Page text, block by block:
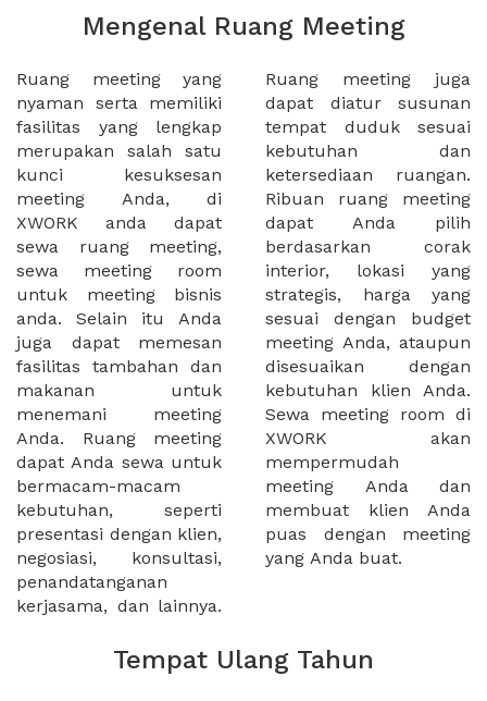
Mengenal Ruang Meeting
Ruang meeting yang
nyaman serta memiliki
fasilitas yang lengkap
merupakan salah satu
kunci kesuksesan
meeting Anda, di
XWORK anda dapat
sewa ruang meeting,
sewa meeting room
untuk meeting bisnis
anda. Selain itu Anda
juga dapat memesan
fasilitas tambahan dan
makanan untuk
menemani meeting
Anda. Ruang meeting
dapat Anda sewa untuk
bermacam-macam
kebutuhan, seperti
presentasi dengan klien,
negosiasi, konsultasi,
penandatanganan
kerjasama, dan lainnya.
Ruang meeting juga
dapat diatur susunan
tempat duduk sesuai
kebutuhan dan
ketersediaan ruangan.
Ribuan ruang meeting
dapat Anda pilih
berdasarkan corak
interior, lokasi yang
strategis, harga yang
sesuai dengan budget
meeting Anda, ataupun
disesuaikan dengan
kebutuhan klien Anda.
Sewa meeting room di
XWORK akan
mempermudah
meeting Anda dan
membuat klien Anda
puas dengan meeting
yang Anda buat.
Tempat Ulang Tahun